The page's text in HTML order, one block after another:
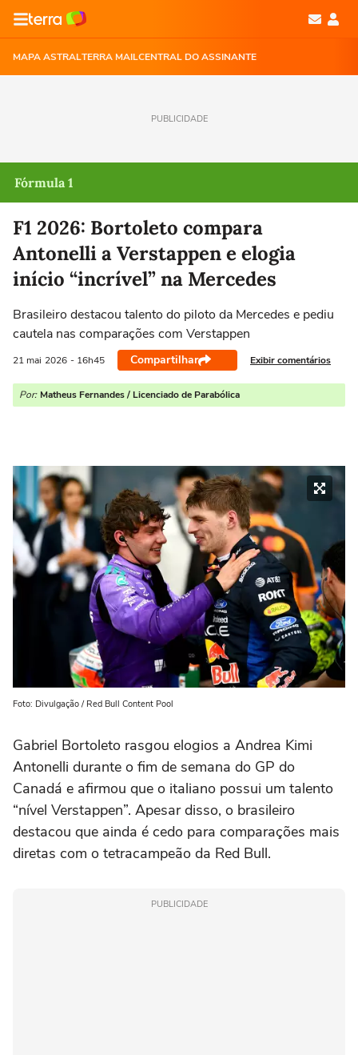
MAPA ASTRALTERRA MAILCENTRAL DO ASSINANTE
PUBLICIDADE
Fórmula 1
F1 2026: Bortoleto compara
Antonelli a Verstappen e elogia
início “incrível” na Mercedes
Brasileiro destacou talento do piloto da Mercedes e pediu
cautela nas comparações com Verstappen
21 mai 2026 - 16h45 Compartilhar Exibir comentários
Por: Matheus Fernandes / Licenciado de Parabólica
Foto: Divulgação / Red Bull Content Pool
Gabriel Bortoleto rasgou elogios a Andrea Kimi
Antonelli durante o fim de semana do GP do
Canadá e afirmou que o italiano possui um talento
“nível Verstappen”. Apesar disso, o brasileiro
destacou que ainda é cedo para comparações mais
diretas com o tetracampeão da Red Bull.
PUBLICIDADE